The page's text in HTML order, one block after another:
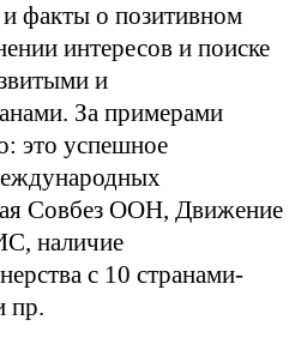
факты о позитивном
интересов и поиске
и
За примерами
это успешное
Совбез ООН, Движение
наличие
с 10 странами-
пр.